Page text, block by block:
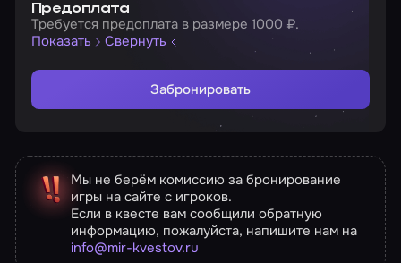
Предоплата
Требуется предоплата в размере 1000 ₽.
Показать
Свернуть
Забронировать
Мы не берём комиссию за бронирование
игры на сайте с игроков.
Если в квесте вам сообщили обратную
информацию, пожалуйста, напишите нам на
info@mir-kvestov.ru